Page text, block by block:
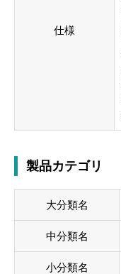
仕様
製品カテゴリ
大分類名
中分類名
小分類名